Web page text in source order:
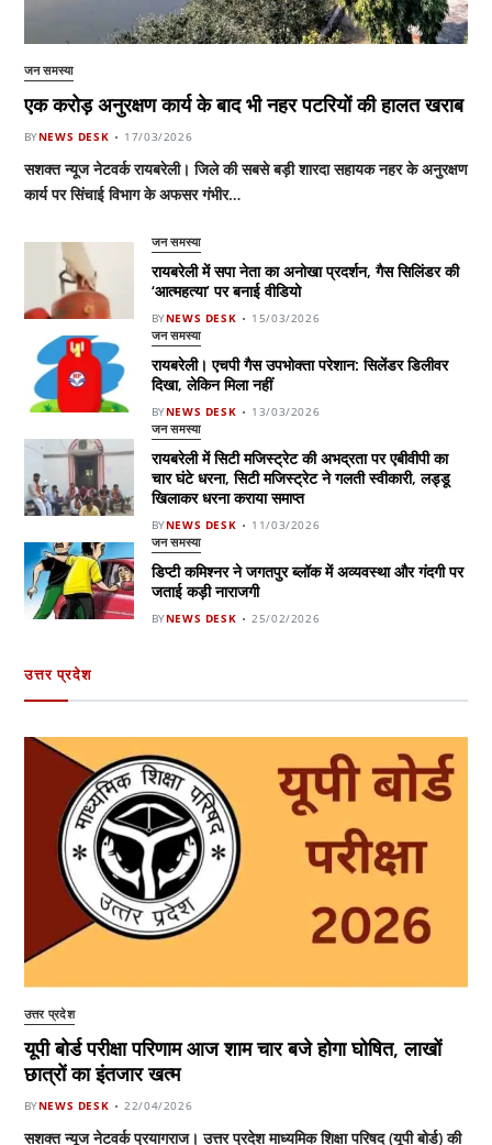
जन समस्या
एक करोड़ अनुरक्षण कार्य के बाद भी नहर पटरियों की हालत खराब
BYNEWS DESK 17/03/2026
सशक्त न्यूज नेटवर्क रायबरेली। जिले की सबसे बड़ी शारदा सहायक नहर के अनुरक्षण
कार्य पर सिंचाई विभाग के अफसर गंभीर…
जन समस्या
रायबरेली में सपा नेता का अनोखा प्रदर्शन, गैस सिलिंडर की
‘आत्महत्या’ पर बनाई वीडियो
BYNEWS DESK 15/03/2026
जन समस्या
रायबरेली। एचपी गैस उपभोक्ता परेशान: सिलेंडर डिलीवर
दिखा, लेकिन मिला नहीं
BYNEWS DESK 13/03/2026
जन समस्या
रायबरेली में सिटी मजिस्ट्रेट की अभद्रता पर एबीवीपी का
चार घंटे धरना, सिटी मजिस्ट्रेट ने गलती स्वीकारी, लड्डू
खिलाकर धरना कराया समाप्त
BYNEWS DESK 11/03/2026
जन समस्या
डिप्टी कमिश्नर ने जगतपुर ब्लॉक में अव्यवस्था और गंदगी पर
जताई कड़ी नाराजगी
BYNEWS DESK 25/02/2026
उत्तर प्रदेश
उत्तर प्रदेश
यूपी बोर्ड परीक्षा परिणाम आज शाम चार बजे होगा घोषित, लाखों
छात्रों का इंतजार खत्म
BYNEWS DESK 22/04/2026
सशक्त न्यूज नेटवर्क प्रयागराज। उत्तर प्रदेश माध्यमिक शिक्षा परिषद (यूपी बोर्ड) की